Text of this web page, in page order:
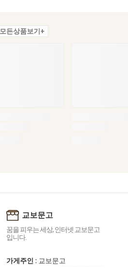
모든상품보기+
교보문고
꿈을 피우는 세상, 인터넷 교보문고
입니다.
가게주인 : 교보문고